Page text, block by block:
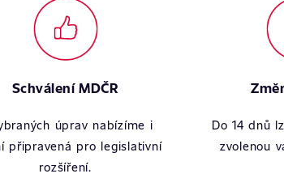
Schválení MDČR
úprav nabízíme i
připravená pro legislativní
rozšíření.
Do 14 dnů
zvolenou